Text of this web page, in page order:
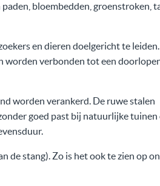
bloembedden, groenstroken,
en dieren doelgericht te leiden.
worden verbonden tot een
worden verankerd. De ruwe stalen
goed past bij natuurlijke tuinen
de stang). Zo is het ook te zien op